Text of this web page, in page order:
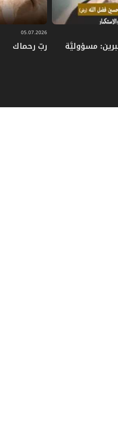
مسؤوليَّة
05.07.2026
ربّ رحماك